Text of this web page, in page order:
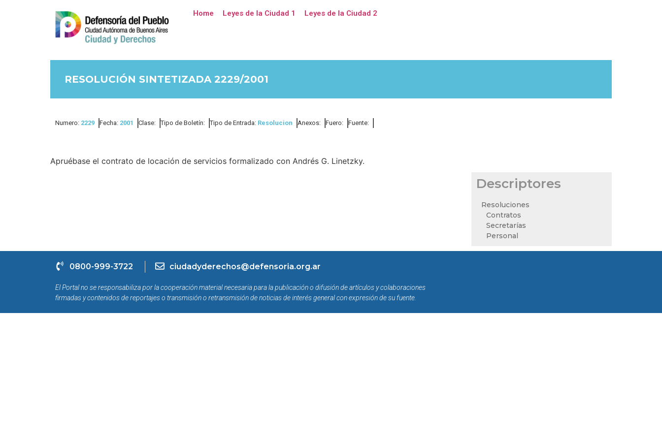
Home Leyes de la Ciudad 1 Leyes de la Ciudad 2
RESOLUCIÓN SINTETIZADA 2229/2001
Numero: 2229 Fecha: 2001 Clase: Tipo de Boletín: Tipo de Entrada: Resolucion Anexos: Fuero: Fuente:
Apruébase el contrato de locación de servicios formalizado con Andrés G. Linetzky.
Descriptores
Resoluciones
Contratos
Secretarías
Personal
0800-999-3722 ciudadyderechos@defensoria.org.ar
El Portal no se responsabiliza por la cooperación material necesaria para la publicación o difusión de artículos y colaboraciones
firmadas y contenidos de reportajes o transmisión o retransmisión de noticias de interés general con expresión de su fuente.